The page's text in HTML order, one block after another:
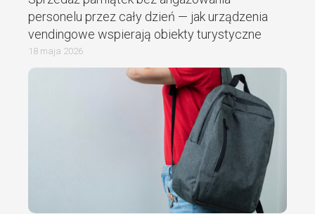
personelu przez cały dzień — jak urządzenia
vendingowe wspierają obiekty turystyczne
18 maja 2026